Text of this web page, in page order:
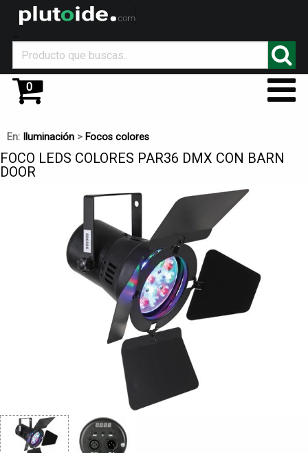
0
En: Iluminación > Focos colores
FOCO LEDS COLORES PAR36 DMX CON BARN
DOOR